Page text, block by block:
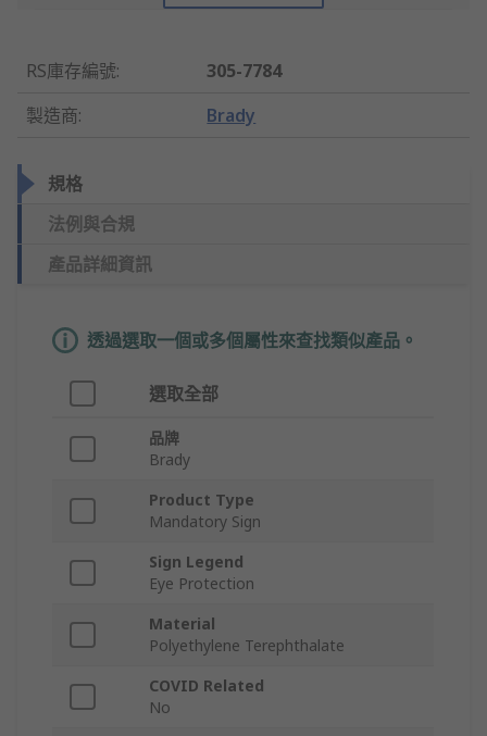
RS庫存編號:
305-7784
製造商: Brady
規格
法例與合規
產品詳細資訊
透過選取一個或多個屬性來查找類似產品。
選取全部
品牌
Brady
Product Type
Mandatory Sign
Sign Legend
Eye Protection
Material
Polyethylene Terephthalate
COVID Related
No